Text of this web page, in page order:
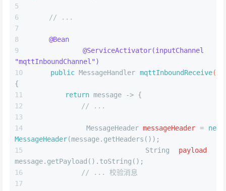
// ...
@Bean
@ServiceActivator(inputChannel =
"mqttInboundChannel")
public MessageHandler mqttInboundReceive()
{
return message -> {
// ...
MessageHeader messageHeader =
new
MessageHeader(message.getHeaders());
String
payload
message.getPayload().toString();
// ... 校验消息